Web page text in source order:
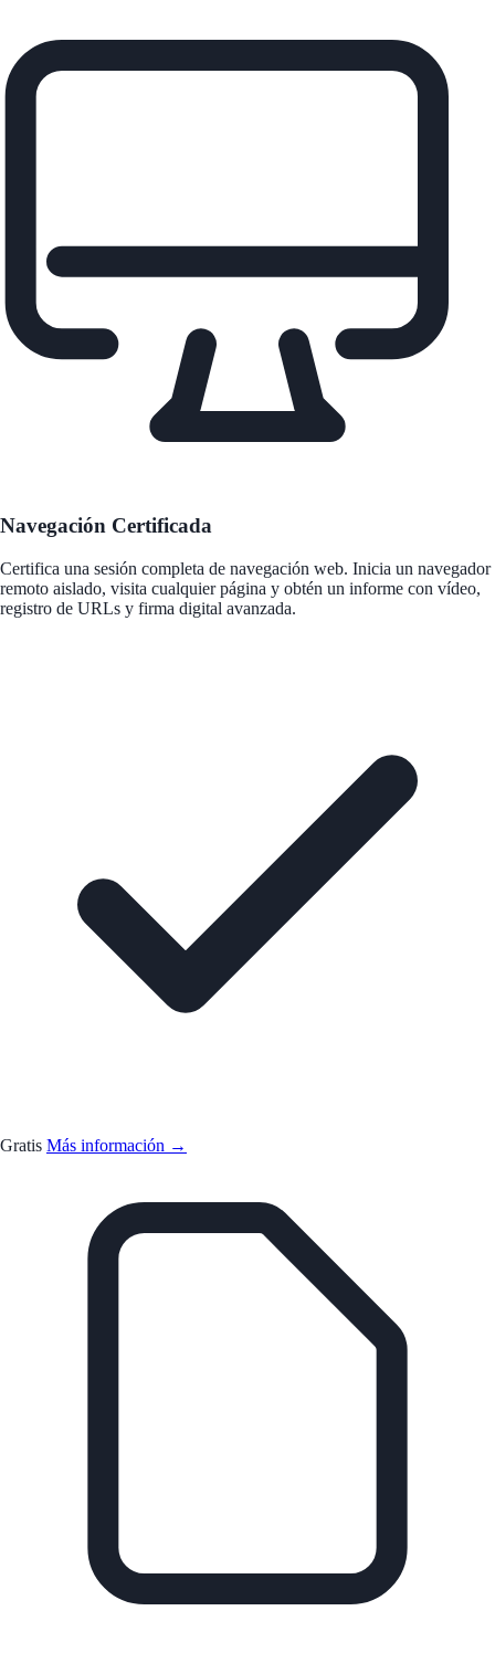
Navegación Certificada
Certifica una sesión completa de navegación web. Inicia un navegador
remoto aislado, visita cualquier página y obtén un informe con vídeo,
registro de URLs y firma digital avanzada.
Gratis Más información →